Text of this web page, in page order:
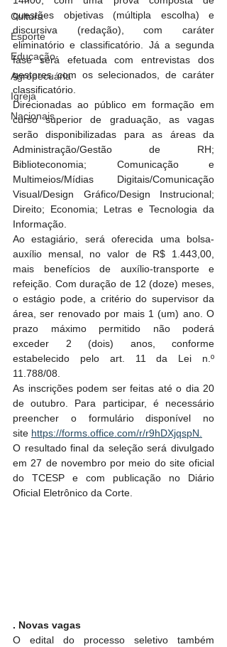
Cultura
Esporte
Educação
Agropecuária
Igreja
Nacionais
questões objetivas (múltipla escolha) e
discursiva (redação), com caráter
eliminatório e classificatório. Já a segunda
fase será efetuada com entrevistas dos
gestores com os selecionados, de caráter
classificatório.
Direcionadas ao público em formação em
curso superior de graduação, as vagas
serão disponibilizadas para as áreas da
Administração/Gestão de RH;
Biblioteconomia; Comunicação e
Multimeios/Mídias Digitais/Comunicação
Visual/Design Gráfico/Design Instrucional;
Direito; Economia; Letras e Tecnologia da
Informação.
Ao estagiário, será oferecida uma bolsa-
auxílio mensal, no valor de R$ 1.443,00,
mais benefícios de auxílio-transporte e
refeição. Com duração de 12 (doze) meses,
o estágio pode, a critério do supervisor da
área, ser renovado por mais 1 (um) ano. O
prazo máximo permitido não poderá
exceder 2 (dois) anos, conforme
estabelecido pelo art. 11 da Lei n.º
11.788/08.
As inscrições podem ser feitas até o dia 20
de outubro. Para participar, é necessário
preencher o formulário disponível no
site https://forms.office.com/r/r9hDXjqspN.
O resultado final da seleção será divulgado
em 27 de novembro por meio do site oficial
do TCESP e com publicação no Diário
Oficial Eletrônico da Corte.
. Novas vagas
O edital do processo seletivo também